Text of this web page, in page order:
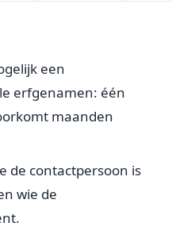
een
erfgenamen: één
maanden
de contactpersoon is
wie de